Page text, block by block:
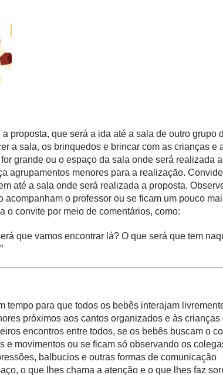
a proposta, que será a ida até a sala de outro grupo
a sala, os brinquedos e brincar com as crianças e
grande ou o espaço da sala onde será realizada a
agrupamentos menores para a realização.
até a sala onde será realizada a proposta.
o professor ou se ficam um pouco
o convite por meio de comentários, como:
que vamos encontrar lá? O que será que tem
tempo para que todos os bebês interajam
próximos aos cantos organizados e às crianças
encontros entre todos, se os bebês buscam o
e movimentos ou se ficam só observando os
balbucios e outras formas de comunicação
o que lhes chama a atenção e o que lhes faz